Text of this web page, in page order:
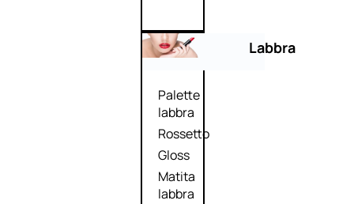
Labbra
Palette
labbra
Rossetto
Gloss
Matita
labbra